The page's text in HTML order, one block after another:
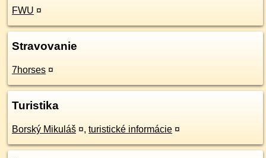
FWU ¤
Stravovanie
7horses ¤
Turistika
Borský Mikuláš ¤, turistické informácie ¤